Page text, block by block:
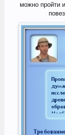
можно пройти